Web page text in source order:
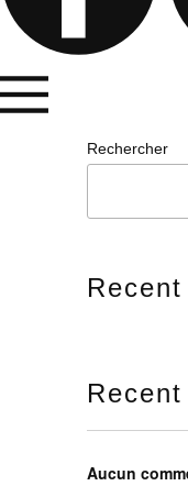
Rechercher
Aucun